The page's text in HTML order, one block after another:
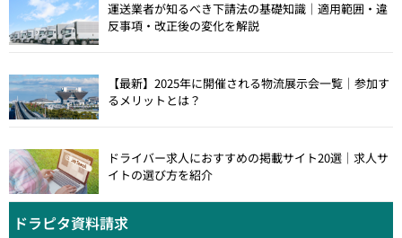
運送業者が知るべき下請法の基礎知識｜適用範囲・違
反事項・改正後の変化を解説
【最新】2025年に開催される物流展示会一覧｜参加す
るメリットとは？
ドライバー求人におすすめの掲載サイト20選｜求人サ
イトの選び方を紹介
ドラピタ資料請求